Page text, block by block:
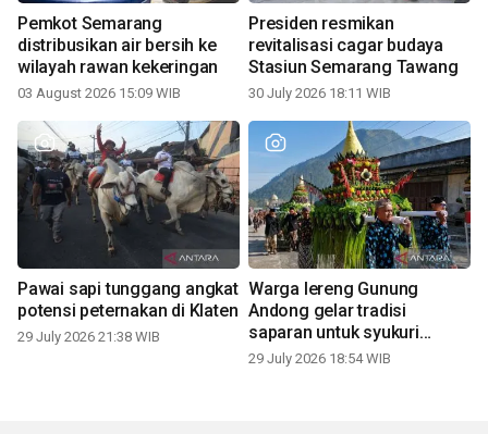
Pemkot Semarang
distribusikan air bersih ke
wilayah rawan kekeringan
03 August 2026 15:09 WIB
Presiden resmikan
revitalisasi cagar budaya
Stasiun Semarang Tawang
30 July 2026 18:11 WIB
Pawai sapi tunggang angkat
potensi peternakan di Klaten
29 July 2026 21:38 WIB
Warga lereng Gunung
Andong gelar tradisi
saparan untuk syukuri
panen
29 July 2026 18:54 WIB